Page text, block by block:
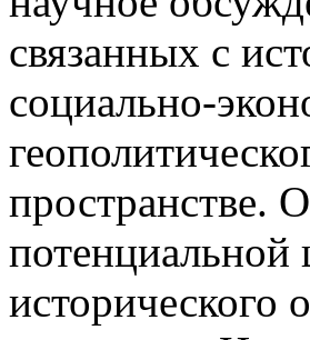
связанных с
социально-
пространстве.
потенциальной
исторического